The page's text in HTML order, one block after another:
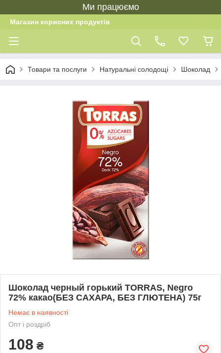
Ми працюємо
Магазин корисних продуктів
Товари та послуги Натуральні солодощі Шоколад
Шоколад черный горький TORRAS, Negro
72% какао(БЕЗ САХАРА, БЕЗ ГЛЮТЕНА) 75г
Немає в наявності
Опт і роздріб
108 ₴